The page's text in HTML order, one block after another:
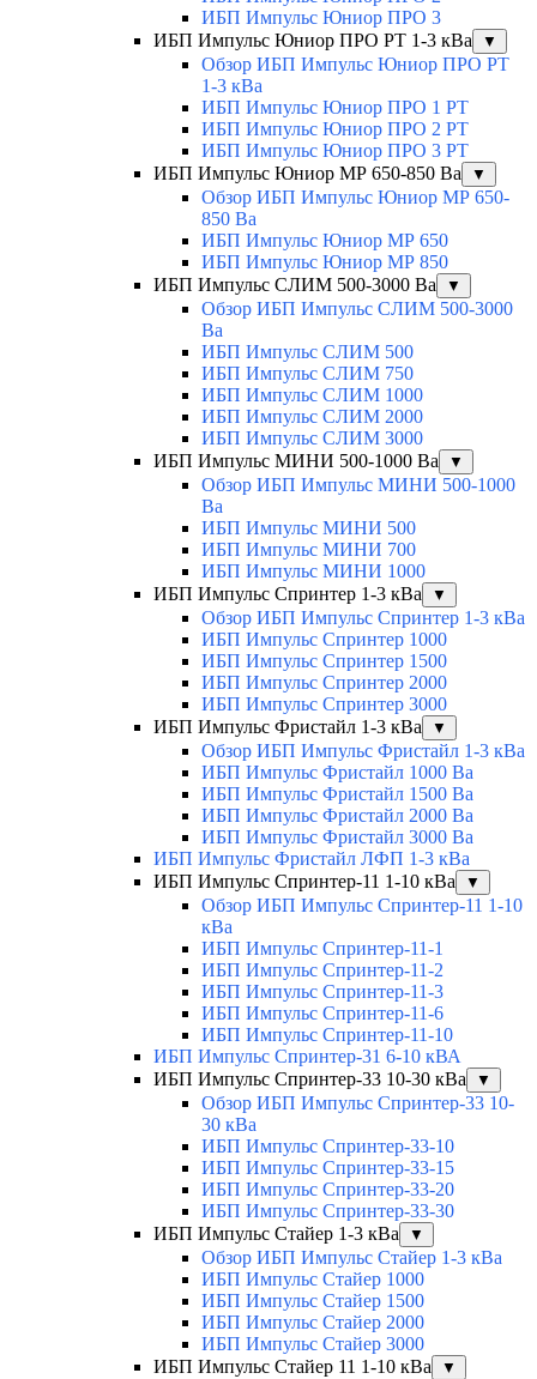
ИБП Импульс Юниор ПРО 3
ИБП Импульс Юниор ПРО РТ 1-3 кВа
▼
Обзор ИБП Импульс Юниор ПРО РТ
1-3 кВа
ИБП Импульс Юниор ПРО 1 РТ
ИБП Импульс Юниор ПРО 2 РТ
ИБП Импульс Юниор ПРО 3 РТ
ИБП Импульс Юниор МР 650-850 Ва
▼
Обзор ИБП Импульс Юниор МР 650-
850 Ва
ИБП Импульс Юниор МР 650
ИБП Импульс Юниор МР 850
ИБП Импульс СЛИМ 500-3000 Ва
▼
Обзор ИБП Импульс СЛИМ 500-3000
Ва
ИБП Импульс СЛИМ 500
ИБП Импульс СЛИМ 750
ИБП Импульс СЛИМ 1000
ИБП Импульс СЛИМ 2000
ИБП Импульс СЛИМ 3000
ИБП Импульс МИНИ 500-1000 Ва
▼
Обзор ИБП Импульс МИНИ 500-1000
Ва
ИБП Импульс МИНИ 500
ИБП Импульс МИНИ 700
ИБП Импульс МИНИ 1000
ИБП Импульс Спринтер 1-3 кВа
▼
Обзор ИБП Импульс Спринтер 1-3 кВа
ИБП Импульс Спринтер 1000
ИБП Импульс Спринтер 1500
ИБП Импульс Спринтер 2000
ИБП Импульс Спринтер 3000
ИБП Импульс Фристайл 1-3 кВа
▼
Обзор ИБП Импульс Фристайл 1-3 кВа
ИБП Импульс Фристайл 1000 Ва
ИБП Импульс Фристайл 1500 Ва
ИБП Импульс Фристайл 2000 Ва
ИБП Импульс Фристайл 3000 Ва
ИБП Импульс Фристайл ЛФП 1-3 кВа
ИБП Импульс Спринтер-11 1-10 кВа
▼
Обзор ИБП Импульс Спринтер-11 1-10
кВа
ИБП Импульс Спринтер-11-1
ИБП Импульс Спринтер-11-2
ИБП Импульс Спринтер-11-3
ИБП Импульс Спринтер-11-6
ИБП Импульс Спринтер-11-10
ИБП Импульс Спринтер-31 6-10 кВА
ИБП Импульс Спринтер-33 10-30 кВа
▼
Обзор ИБП Импульс Спринтер-33 10-
30 кВа
ИБП Импульс Спринтер-33-10
ИБП Импульс Спринтер-33-15
ИБП Импульс Спринтер-33-20
ИБП Импульс Спринтер-33-30
ИБП Импульс Стайер 1-3 кВа
▼
Обзор ИБП Импульс Стайер 1-3 кВа
ИБП Импульс Стайер 1000
ИБП Импульс Стайер 1500
ИБП Импульс Стайер 2000
ИБП Импульс Стайер 3000
ИБП Импульс Стайер 11 1-10 кВа
▼